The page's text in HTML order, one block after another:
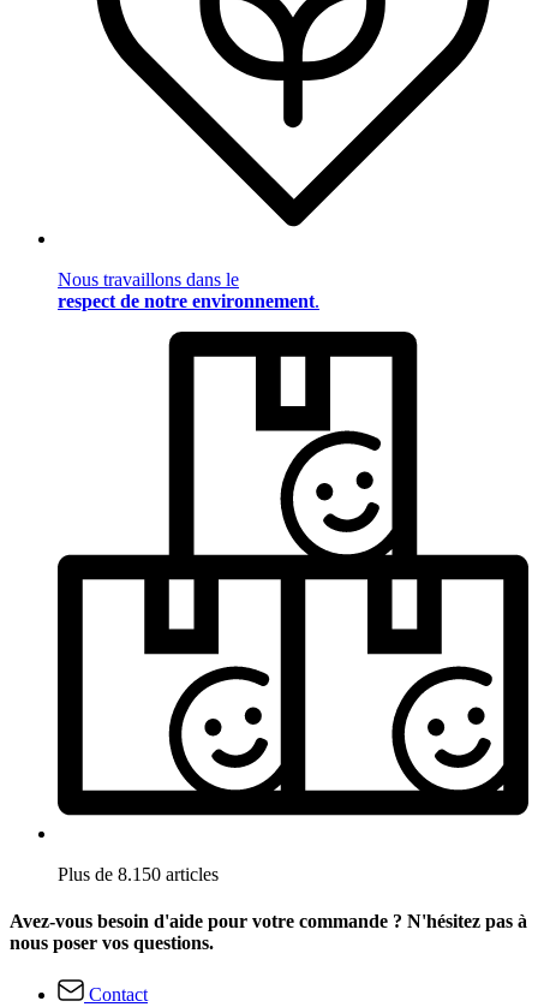
Nous travaillons dans le
respect de notre environnement.
Plus de 8.150 articles
Avez-vous besoin d'aide pour votre commande ? N'hésitez pas à
nous poser vos questions.
Contact